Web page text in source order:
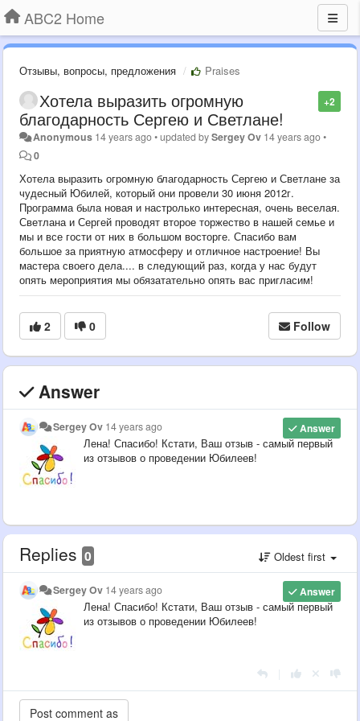
ABC2 Home
Отзывы, вопросы, предложения Praises
+2
Хотела выразить огромную
благодарность Сергею и Светлане!
Anonymous 14 years ago•updated bySergey Ov 14 years ago•
0
Хотела выразить огромную благодарность Сергею и Светлане за
чудесный Юбилей, который они провели 30 июня 2012г.
Программа была новая и настролько интересная, очень веселая.
Светлана и Сергей проводят второе торжество в нашей семье и
мы и все гости от них в большом восторге. Спасибо вам
большое за приятную атмосферу и отличное настроение! Вы
мастера своего дела.... в следующий раз, когда у нас будут
опять мероприятия мы обязатательно опять вас пригласим!
2 0 Follow
Answer
Answer
Sergey Ov 14 years ago
Лена! Спасибо! Кстати, Ваш отзыв - самый первый
из отзывов о проведении Юбилеев!
Replies 0 Oldest first
Answer
Sergey Ov 14 years ago
Лена! Спасибо! Кстати, Ваш отзыв - самый первый
из отзывов о проведении Юбилеев!